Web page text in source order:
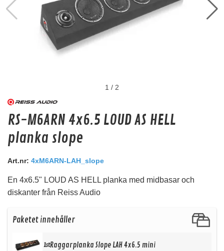
ACR HCA-20R (Röd)
Finns i lagershop Göteborg
110 kr
1 / 2
RS-M6ARN 4x6.5 LOUD AS HELL
planka slope
Art.nr: 4xM6ARN-LAH_slope
En 4x6.5" LOUD AS HELL planka med midbasar och
diskanter från Reiss Audio
Paketet innehåller
1stRaggarplanka Slope LAH 4x6.5 mini